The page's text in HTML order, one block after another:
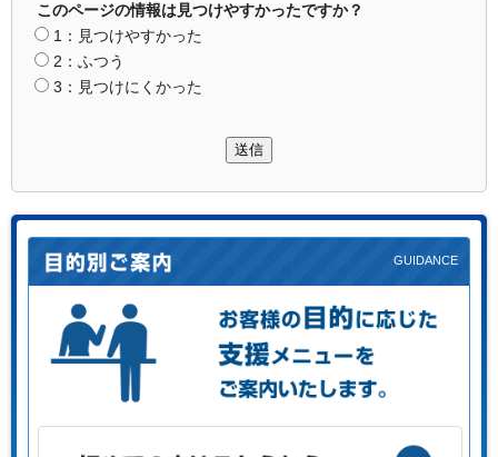
このページの情報は見つけやすかったですか？
1：見つけやすかった
2：ふつう
3：見つけにくかった
送信
お客様の目的に応じた支援メニューをご案内します。